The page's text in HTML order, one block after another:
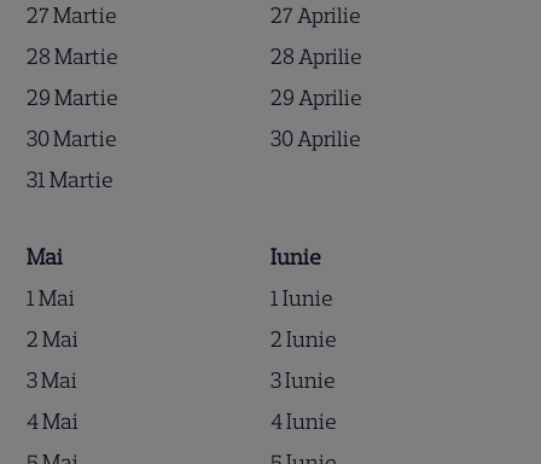
27 Martie
28 Martie
29 Martie
30 Martie
31 Martie
27 Aprilie
28 Aprilie
29 Aprilie
30 Aprilie
Mai
1 Mai
2 Mai
3 Mai
4 Mai
Iunie
1 Iunie
2 Iunie
3 Iunie
4 Iunie